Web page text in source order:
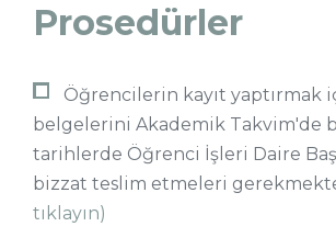
Prosedürler
Öğrencilerin kayıt yaptırmak
belgelerini Akademik Takvim'de
tarihlerde Öğrenci İşleri Daire
bizzat teslim etmeleri
tıklayın)